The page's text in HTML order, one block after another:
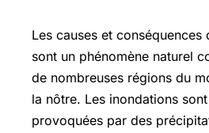
Les causes et conséquences
sont un phénomène naturel
de nombreuses régions du
la nôtre. Les inondations
provoquées par des